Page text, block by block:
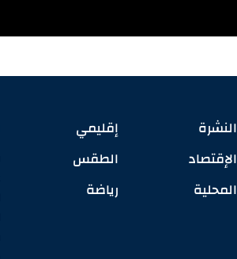
النشرة
الإقتصاد
المحلية
إقليمي
الطقس
رياضة